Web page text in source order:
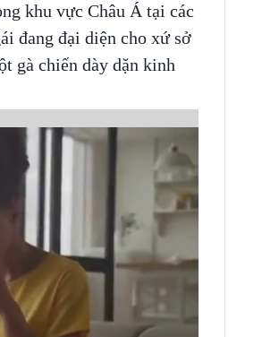
khu vực Châu Á tại các
đang đại diện cho xứ sở
gà chiến dày dặn kinh